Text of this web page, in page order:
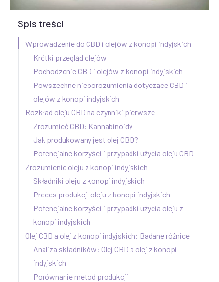
Spis treści
Wprowadzenie do CBD i olejów z konopi indyjskich
Krótki przegląd olejów
Pochodzenie CBD i olejów z konopi indyjskich
Powszechne nieporozumienia dotyczące CBD i
olejów z konopi indyjskich
Rozkład oleju CBD na czynniki pierwsze
Zrozumieć CBD: Kannabinoidy
Jak produkowany jest olej CBD?
Potencjalne korzyści i przypadki użycia oleju CBD
Zrozumienie oleju z konopi indyjskich
Składniki oleju z konopi indyjskich
Proces produkcji oleju z konopi indyjskich
Potencjalne korzyści i przypadki użycia oleju z
konopi indyjskich
Olej CBD a olej z konopi indyjskich: Badane różnice
Analiza składników: Olej CBD a olej z konopi
indyjskich
Porównanie metod produkcji